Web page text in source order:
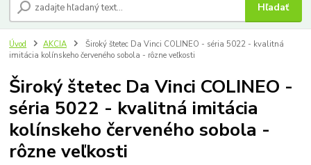
Hľadať
Úvod AKCIA
Široký štetec Da Vinci COLINEO - séria 5022 - kvalitná
imitácia kolínskeho červeného sobola - rôzne veľkosti
Široký štetec Da Vinci COLINEO -
séria 5022 - kvalitná imitácia
kolínskeho červeného sobola -
rôzne veľkosti